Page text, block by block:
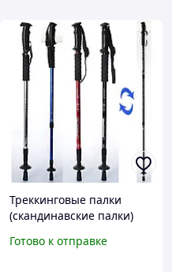
Треккинговые палки
(скандинавские палки)
Готово к отправке